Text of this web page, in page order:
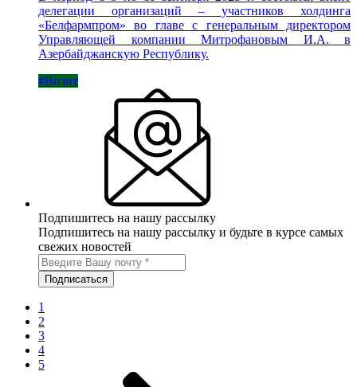
делегации организаций – участников холдинга
«Белфармпром» во главе с генеральным директором
Управляющей компании Митрофановым И.А. в
Азербайджанскую Республику.
#Визит
Подпишитесь на нашу рассылку
Подпишитесь на нашу рассылку и будьте в курсе самых
свежих новостей
1
2
3
4
5